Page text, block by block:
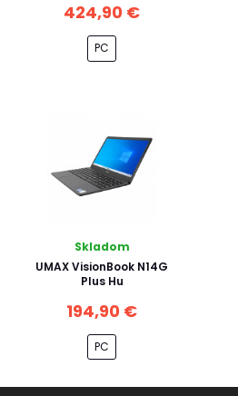
424,90 €
PC
Skladom
UMAX VisionBook N14G
Plus Hu
194,90 €
PC